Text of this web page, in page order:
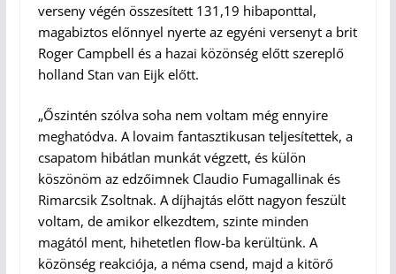
verseny végén összesített 131,19 hibaponttal,
magabiztos előnnyel nyerte az egyéni versenyt a brit
Roger Campbell és a hazai közönség előtt szereplő
holland Stan van Eijk előtt.
„Őszintén szólva soha nem voltam még ennyire
meghatódva. A lovaim fantasztikusan teljesítettek, a
csapatom hibátlan munkát végzett, és külön
köszönöm az edzőimnek Claudio Fumagallinak és
Rimarcsik Zsoltnak. A díjhajtás előtt nagyon feszült
voltam, de amikor elkezdtem, szinte minden
magától ment, hihetetlen flow-ba kerültünk. A
közönség reakciója, a néma csend, majd a kitörő